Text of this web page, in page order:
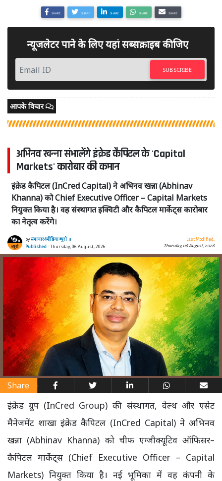
SHARE SHARE SHARE SHARE SHARE
न्यूजलेटर पाने के लिए यहां सब्सक्राइब कीजिए
SUBSCRIBE
आपके विचार
अभिनव खन्ना संभालेंगे इंक्रेड कैपिटल के 'Capital
Markets' कारोबार की कमान
इंक्रेड कैपिटल (InCred Capital) ने अभिनव खन्ना (Abhinav
Khanna) को Chief Executive Officer – Capital Markets
नियुक्त किया है। वह संस्थागत इक्विटी और कैपिटल मार्केट्स कारोबार
का नेतृत्व करेंगे।
byसमाचार4मीडिया ब्यूरो ।।
Published- Thursday, 06 August, 2026
Last Modified:
Thursday, 06 August, 2026
Share
इंक्रेड ग्रुप (InCred Group) की संस्थागत, वेल्थ और एसेट
मैनेजमेंट शाखा इंक्रेड कैपिटल (InCred Capital) ने अभिनव
खन्ना (Abhinav Khanna) को चीफ एग्जीक्यूटिव ऑफिसर–
कैपिटल मार्केट्स (Chief Executive Officer – Capital
Markets) नियुक्त किया है। नई भूमिका में वह कंपनी के